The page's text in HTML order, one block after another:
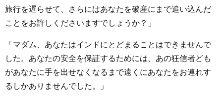
旅行を遅らせて、さらにはあなたを破産にまで追い込んだ
ことをお許しくださいますでしょうか？」
「マダム、あなたはインドにとどまることはできませんで
した。あなたの安全を保証するためには、あの狂信者ども
があなたに手を出せなくなるまで遠くにあなたをお連れす
るしかありませんでした。」